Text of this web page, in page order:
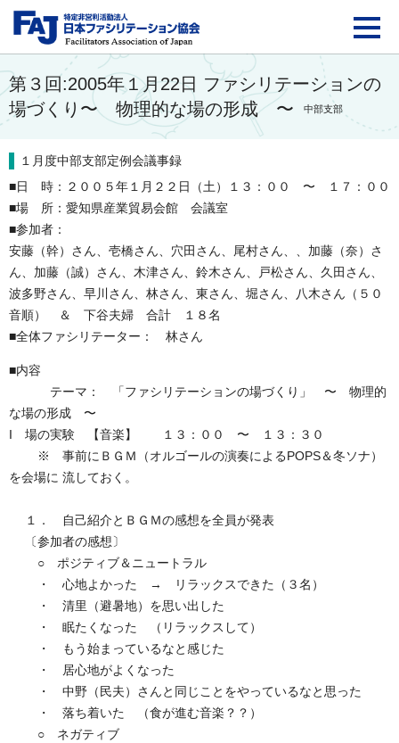
FAJ：特定非営利活動
第３回:2005年１月22日 ファシリテーションの
場づくり〜 物理的な場の形成 〜
中部支部
１月度中部支部定例会議事録
■日 時：２００５年１月２２日（土）１３：００ 〜 １７：００
■場 所：愛知県産業貿易会館 会議室
■参加者：
安藤（幹）さん、壱橋さん、穴田さん、尾村さん、、加藤（奈）さ
ん、加藤（誠）さん、木津さん、鈴木さん、戸松さん、久田さん、
波多野さん、早川さん、林さん、東さん、堀さん、八木さん（５０
音順） ＆ 下谷夫婦 合計 １８名
■全体ファシリテーター： 林さん
■内容
テーマ： 「ファシリテーションの場づくり」 〜 物理的
な場の形成 〜
I 場の実験 【音楽】 １３：００ 〜 １３：３０
※ 事前にＢＧＭ（オルゴールの演奏によるPOPS＆冬ソナ）
を会場に 流しておく。
１． 自己紹介とＢＧＭの感想を全員が発表
〔参加者の感想〕
○ ポジティブ＆ニュートラル
・ 心地よかった → リラックスできた（３名）
・ 清里（避暑地）を思い出した
・ 眠たくなった （リラックスして）
・ もう始まっているなと感じた
・ 居心地がよくなった
・ 中野（民夫）さんと同じことをやっているなと思った
・ 落ち着いた （食が進む音楽？？）
○ ネガティブ